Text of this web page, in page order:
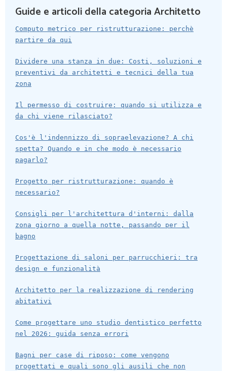
Guide e articoli della categoria Architetto
Computo metrico per ristrutturazione: perchè
partire da qui
Dividere una stanza in due: Costi, soluzioni e
preventivi da architetti e tecnici della tua
zona
Il permesso di costruire: quando si utilizza e
da chi viene rilasciato?
Cos'è l'indennizzo di sopraelevazione? A chi
spetta? Quando e in che modo è necessario
pagarlo?
Progetto per ristrutturazione: quando è
necessario?
Consigli per l'architettura d'interni: dalla
zona giorno a quella notte, passando per il
bagno
Progettazione di saloni per parrucchieri: tra
design e funzionalità
Architetto per la realizzazione di rendering
abitativi
Come progettare uno studio dentistico perfetto
nel 2026: guida senza errori
Bagni per case di riposo: come vengono
progettati e quali sono gli ausili che non